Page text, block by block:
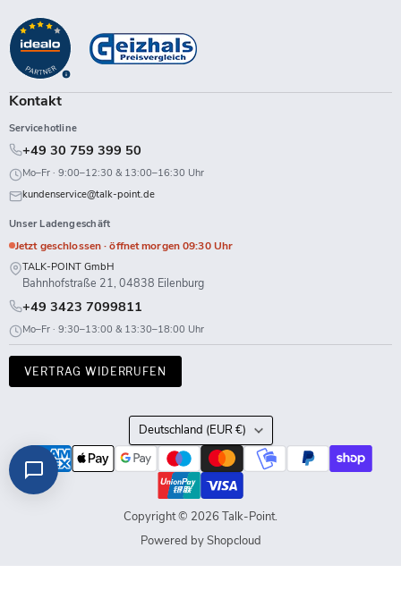
auf
Facebook
auf
Instagram
auf
LinkedIn
auf
TikTokTwitch
Kontakt
Servicehotline
+49 30 759 399 50
Mo–Fr · 9:00–12:30 & 13:00–16:30 Uhr
kundenservice@talk-point.de
Unser Ladengeschäft
Jetzt geschlossen · öffnet morgen 09:30 Uhr
TALK-POINT GmbH
Bahnhofstraße 21, 04838 Eilenburg
+49 3423 7099811
Mo–Fr · 9:30–13:00 & 13:30–18:00 Uhr
VERTRAG WIDERRUFEN
Land
Deutschland (EUR €)
Copyright © 2026 Talk-Point.
Powered by Shopcloud